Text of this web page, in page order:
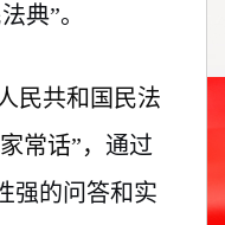
典”。
民共和国民法
常话”， 通过
强的问答和实